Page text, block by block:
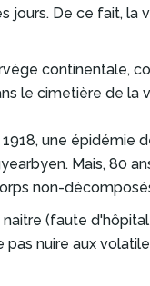
jours. De ce fait, la
continentale,
le cimetière de la
une épidémie
Mais, 80
non-
(faute
nuire aux